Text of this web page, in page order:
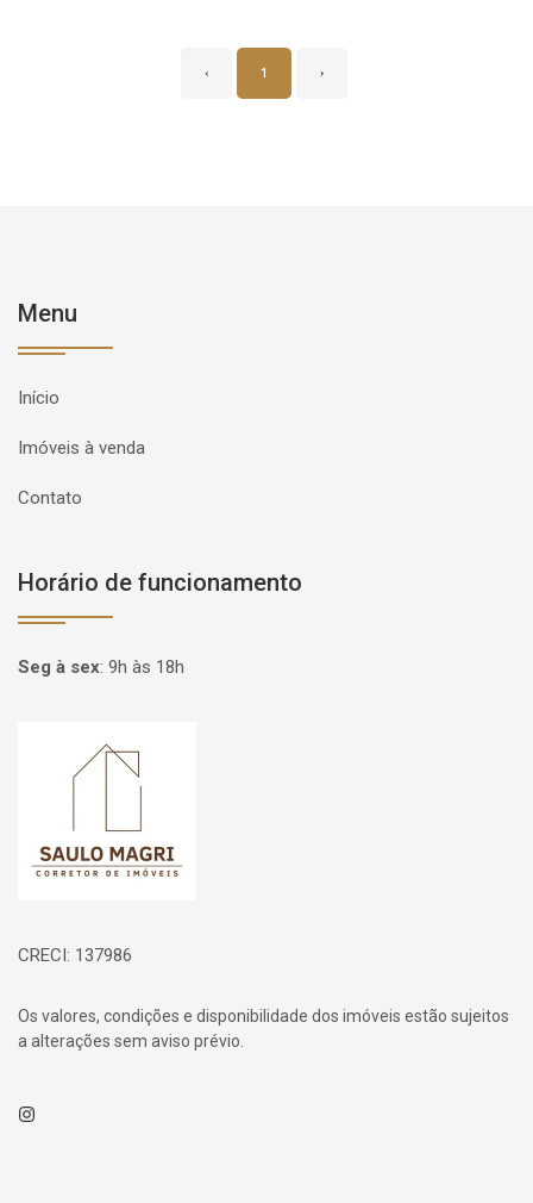
‹ 1 ›
Menu
Início
Imóveis à venda
Contato
Horário de funcionamento
Seg à sex: 9h às 18h
Página inicial
CRECI: 137986
Os valores, condições e disponibilidade dos imóveis estão sujeitos
a alterações sem aviso prévio.
Instagram